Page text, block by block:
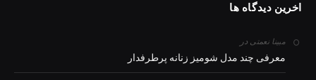
اخرین دیدگاه ها
مبینا نعمتی در
معرفی چند مدل شومیز زنانه پرطرفدار